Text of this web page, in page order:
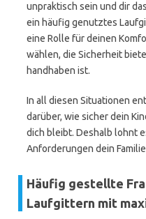
unpraktisch sein und dir
ein häufig genutztes
eine Rolle für deinen
wählen, die Sicherheit
handhaben ist.
In all diesen Situationen
darüber, wie sicher dein
dich bleibt. Deshalb lohnt
Anforderungen dein
Häufig gestellte
Laufgittern mit